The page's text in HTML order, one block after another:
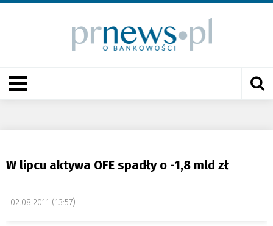
W lipcu aktywa OFE spadły o -1,8 mld zł
02.08.2011 (13:57)